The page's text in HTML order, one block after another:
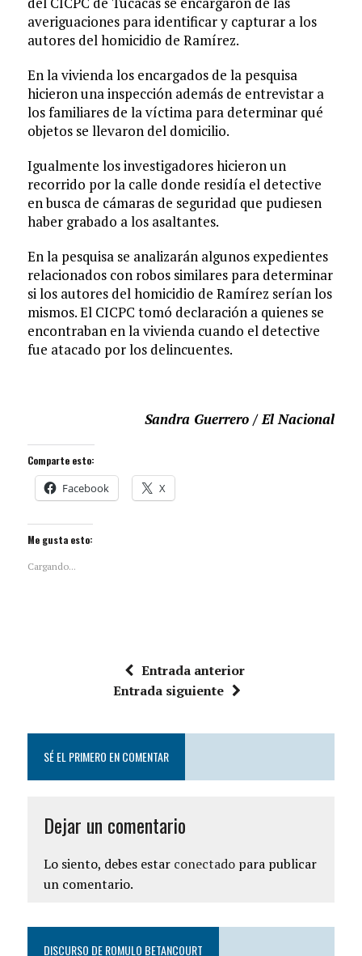
averiguaciones para identificar y capturar a los
autores del homicidio de Ramírez.
En la vivienda los encargados de la pesquisa
hicieron una inspección además de entrevistar a
los familiares de la víctima para determinar qué
objetos se llevaron del domicilio.
Igualmente los investigadores hicieron un
recorrido por la calle donde residía el detective
en busca de cámaras de seguridad que pudiesen
haber grabado a los asaltantes.
En la pesquisa se analizarán algunos expedientes
relacionados con robos similares para determinar
si los autores del homicidio de Ramírez serían los
mismos. El CICPC tomó declaración a quienes se
encontraban en la vivienda cuando el detective
fue atacado por los delincuentes.
Sandra Guerrero / El Nacional
Comparte esto:
Facebook X
Me gusta esto:
Cargando...
Entrada anterior
Entrada siguiente
SÉ EL PRIMERO EN COMENTAR
Dejar un comentario
Lo siento, debes estar conectadopara publicar
un comentario.
DISCURSO DE ROMULO BETANCOURT